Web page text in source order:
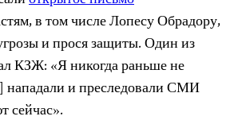
в том числе Лопесу Обрадору,
и прося защиты. Один из
КЗЖ: «Я никогда раньше не
нападали и преследовали СМИ
сейчас».